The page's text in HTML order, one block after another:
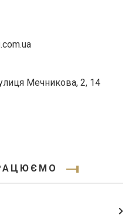
Мечникова, 2, 14